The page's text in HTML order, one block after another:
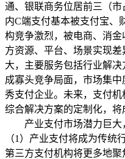
通、银联商务位居前三（市
内C端支付基本被支付宝、
构竞争激烈，被电商、消
方资源、平台、场景实现
大，主要服务包括行业解
成寡头竞争局面，市场集
秀支付企业。未来，支付
综合解决方案的定制化，将
产业支付市场潜力巨大
（1）产业支付将成为传统
第三方支付机构将更多地